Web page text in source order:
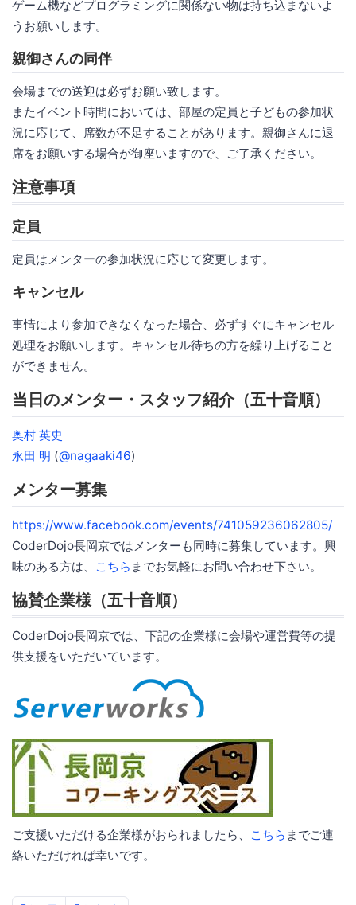
ゲーム機などプログラミングに関係ない物は持ち込まないよ
うお願いします。
親御さんの同伴
会場までの送迎は必ずお願い致します。
またイベント時間においては、部屋の定員と子どもの参加状
況に応じて、席数が不足することがあります。親御さんに退
席をお願いする場合が御座いますので、ご了承ください。
注意事項
定員
定員はメンターの参加状況に応じて変更します。
キャンセル
事情により参加できなくなった場合、必ずすぐにキャンセル
処理をお願いします。キャンセル待ちの方を繰り上げること
ができません。
当日のメンター・スタッフ紹介（五十音順）
奥村 英史
永田 明 (@nagaaki46)
メンター募集
https://www.facebook.com/events/741059236062805/
CoderDojo長岡京ではメンターも同時に募集しています。興
味のある方は、
こちら までお気軽にお問い合わせ下さい。
協賛企業様（五十音順）
CoderDojo長岡京では、下記の企業様に会場や運営費等の提
供支援をいただいています。
ご支援いただける企業様がおられましたら、 こちら までご連
絡いただければ幸いです。